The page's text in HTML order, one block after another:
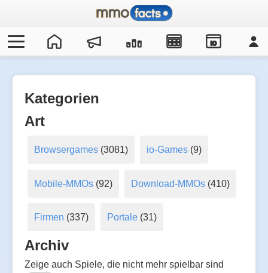
IO
Kategorien
Art
Browsergames(3081) io-Games (9)
Mobile-MMOs(92) Download-MMOs (410)
Firmen (337) Portale (31)
Archiv
Zeige auch Spiele, die nicht mehr spielbar sind